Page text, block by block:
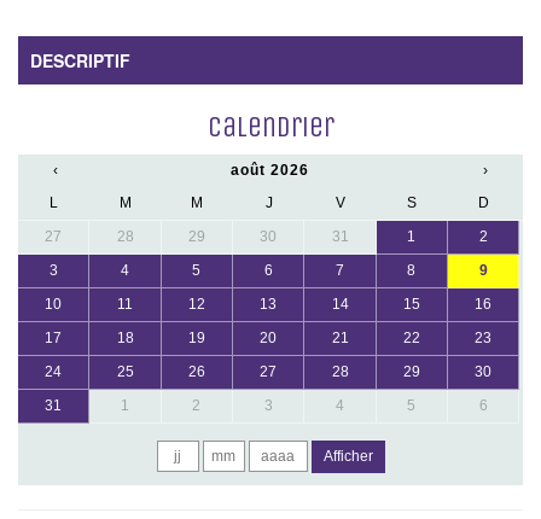
DESCRIPTIF
Calendrier
‹ août 2026
›
L
M M J V S
D
27
28 29 30 31 1
2
3
4 5 6 7 8
9
10
11 12 13 14 15
16
17
18 19 20 21 22
23
24
25 26 27 28 29
30
31
1 2 3 4 5 6
Afficher